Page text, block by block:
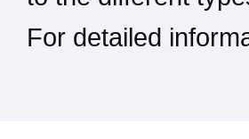
For detailed